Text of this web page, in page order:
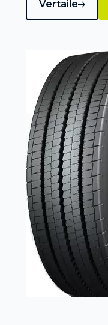
Vertaile